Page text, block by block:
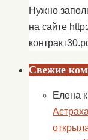
Нужно
на сайте
Свежие
Елена